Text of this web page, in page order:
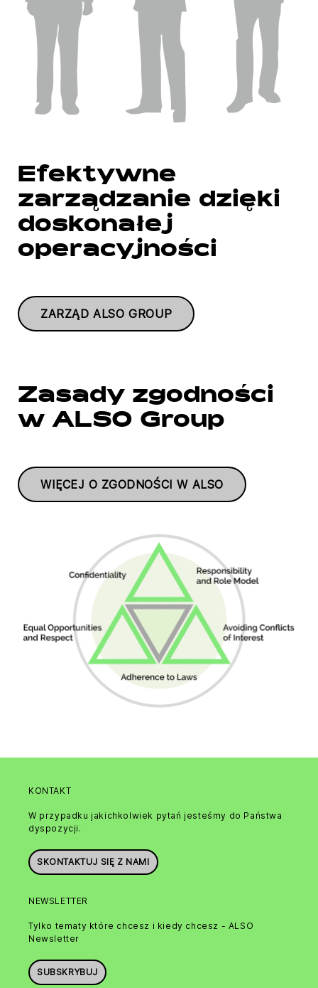
Efektywne
zarządzanie dzięki
doskonałej
operacyjności
ZARZĄD ALSO GROUP
Zasady zgodności
w ALSO Group
WIĘCEJ O ZGODNOŚCI W ALSO
KONTAKT
W przypadku jakichkolwiek pytań jesteśmy do Państwa
dyspozycji.
SKONTAKTUJ SIĘ Z NAMI
NEWSLETTER
Tylko tematy które chcesz i kiedy chcesz - ALSO
Newsletter
SUBSKRYBUJ